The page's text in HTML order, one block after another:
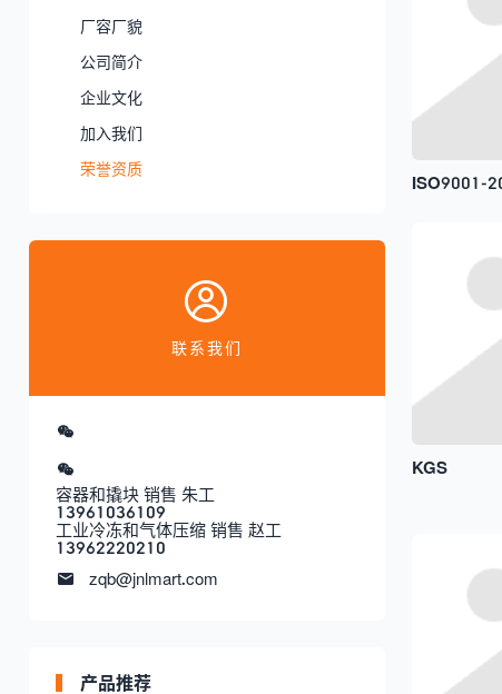
ISO9001-
KGS
厂容厂貌
公司简介
企业文化
加入我们
荣誉资质
联系我们
容器和撬块 销售 朱工
13961036109
工业冷冻和气体压缩 销售 赵工
13962220210
zqb@jnlmart.com
产品推荐